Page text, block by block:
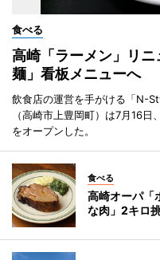
食べる
高崎「ラーメン」リ
麺」看板メニューへ
飲食店の運営を手がける「N-
（高崎市上豊岡町）は7月16日
をオープンした。
食べる
高崎オーパ「
な肉」2キロ